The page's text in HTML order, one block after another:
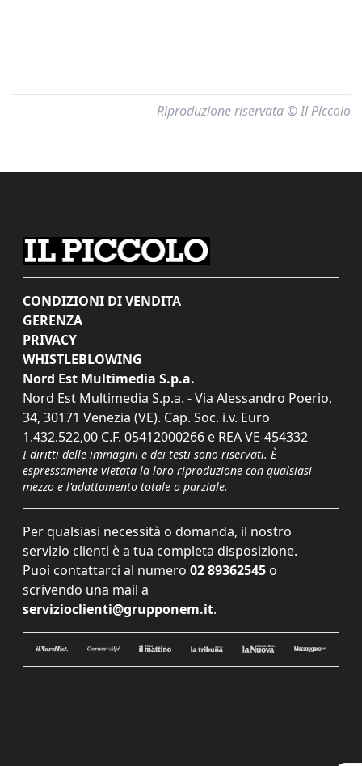
Riproduzione riservata © Il Piccolo
CONDIZIONI DI VENDITA
GERENZA
PRIVACY
WHISTLEBLOWING
Nord Est Multimedia S.p.a.
Nord Est Multimedia S.p.a. - Via Alessandro Poerio,
34, 30171 Venezia (VE). Cap. Soc. i.v. Euro
1.432.522,00 C.F. 05412000266 e REA VE-454332
I diritti delle immagini e dei testi sono riservati. È
espressamente vietata la loro riproduzione con qualsiasi
mezzo e l'adattamento totale o parziale.
Per qualsiasi necessità o domanda, il nostro
servizio clienti è a tua completa disposizione.
Puoi contattarci al numero 02 89362545 o
scrivendo una mail a
servizioclienti@grupponem.it.